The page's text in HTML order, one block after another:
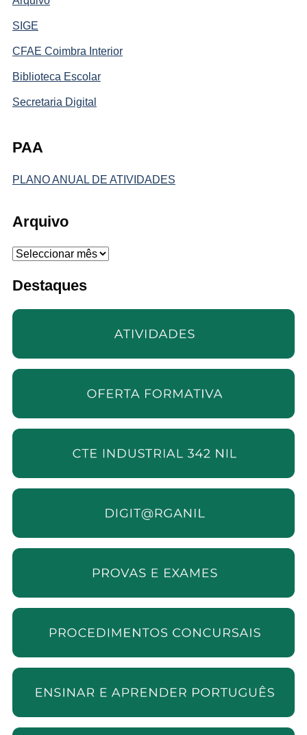
SIGE
CFAE Coimbra Interior
Biblioteca Escolar
Secretaria Digital
PAA
PLANO ANUAL DE ATIVIDADES
Arquivo
Arquivo
Destaques